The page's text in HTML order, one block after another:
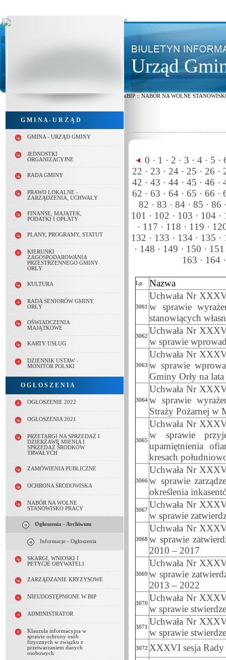
Urząd
G M I N A - U R Z Ą D
GMINA - URZĄD GMINY
JEDNOSTKI
ORGANIZACYJNE
RADA GMINY
PRAWO LOKALNE -
ZARZĄDZENIA, UCHWAŁY
FINANSE, MAJĄTEK,
PODATKI I OPŁATY
PLANY, PROGRAMY, STATUT
KIERUNKI
ZAGOSPODAROWANIA
PRZESTRZENNEGO GMINY
ORŁY
KULTURA
RADA SENIORÓW GMINY
ORŁY
OŚWIADCZENIA
MAJĄTKOWE
KARTY USŁUG
DZIENNIK USTAW -
MONITOR POLSKI
O G Ł O S Z E N I A
OGŁOSZENIE 2022
OGŁOSZENIA 2021
PRZETARGI NA SPRZEDAŻ I
DZIERŻAWĘ MIENIA I
SPRZEDAŻ ŚRODKÓW
TRWAŁYCH
ZAMÓWIENIA PUBLICZNE
OCHRONA ŚRODOWISKA
NABÓR NA WOLNE
STANOWISKO PRACY
Ogłoszenia - Archiwum
Informacje - Ogłoszenia
SKARGI, WNIOSKI I
PETYCJE OBYWATELI
ZARZĄDZANIE KRYZYSOWE
NIEUDOSTĘPNIONE W BIP
ADMINISTRATOR
Klauzula informacyjna w
sprawie ochrony osób
fizycznych w związku z
przetwarzaniem danych
osobowych
eBIP :: NABÓR NA WOLNE
0 · 1 · 2 · 3 · 4 · 5 ·
22 · 23 · 24 · 25 · 26 ·
42 · 43 · 44 · 45 · 46 ·
62 · 63 · 64 · 65 · 66 ·
82 · 83 · 84 · 85 · 86
101 · 102 · 103 · 104 ·
· 117 · 118 · 119 ·
132 · 133 · 134 · 135 ·
· 148 · 149 · 150 · 151
163 · 164 ·
Lp. Nazwa
3061
Uchwała Nr
w sprawie
stanowiących
3062
Uchwała Nr
w sprawie
3063
Uchwała Nr
w sprawie
Gminy Orły na
3064
Uchwała Nr
w sprawie
Straży Pożarnej w
3065
Uchwała Nr
w sprawie
upamiętnienia
kresach
3066
Uchwała Nr
w sprawie
określenia
3067
Uchwała Nr
w sprawie
3068
Uchwała Nr
w sprawie
2010 – 2017
3069
Uchwała Nr
w sprawie
2013 – 2022
3070
Uchwała Nr
w sprawie
3071
Uchwała Nr
w sprawie
3072 XXXVI sesja